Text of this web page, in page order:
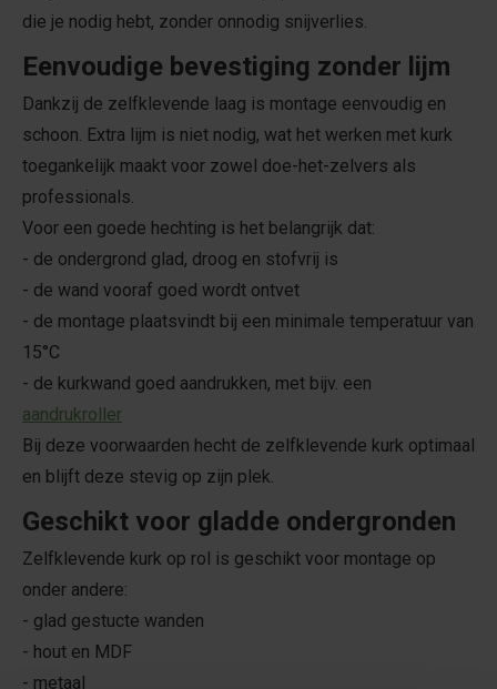
die je nodig hebt, zonder onnodig snijverlies.
Eenvoudige bevestiging zonder lijm
Dankzij de zelfklevende laag is montage eenvoudig en
schoon. Extra lijm is niet nodig, wat het werken met kurk
toegankelijk maakt voor zowel doe-het-zelvers als
professionals.
Voor een goede hechting is het belangrijk dat:
- de ondergrond glad, droog en stofvrij is
- de wand vooraf goed wordt ontvet
- de montage plaatsvindt bij een minimale temperatuur van
15°C
- de kurkwand goed aandrukken, met bijv. een
aandrukroller
Bij deze voorwaarden hecht de zelfklevende kurk optimaal
en blijft deze stevig op zijn plek.
Geschikt voor gladde ondergronden
Zelfklevende kurk op rol is geschikt voor montage op
onder andere:
- glad gestucte wanden
- hout en MDF
- metaal